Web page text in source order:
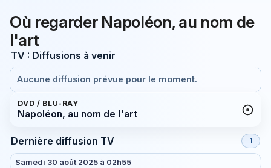
Où regarder Napoléon, au nom de
l'art
TV : Diffusions à venir
Aucune diffusion prévue pour le moment.
DVD / BLU-RAY
Napoléon, au nom de l'art
Dernière diffusion TV 1
Samedi 30 août 2025 à 02h55